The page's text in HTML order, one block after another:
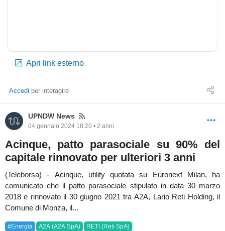
Apri link esterno
Accedi per interagire
UPNDW News News
04 gennaio 2024 18:20 • 2 anni
Acinque, patto parasociale su 90% del
capitale rinnovato per ulteriori 3 anni
(Teleborsa) - Acinque, utility quotata su Euronext Milan, ha
comunicato che il patto parasociale stipulato in data 30 marzo
2018 e rinnovato il 30 giugno 2021 tra A2A, Lario Reti Holding, il
Comune di Monza, il...
#Energia A2A (A2A SpA) RETI (Reti SpA)